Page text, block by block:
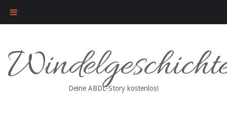
content
Deine ABDL-Story kostenlos!